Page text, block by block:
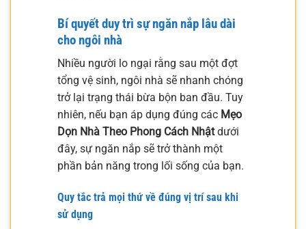
Bí quyết duy trì sự ngăn nắp lâu dài
cho ngôi nhà
Nhiều người lo ngại rằng sau một đợt
tổng vệ sinh, ngôi nhà sẽ nhanh chóng
trở lại trạng thái bừa bộn ban đầu. Tuy
nhiên, nếu bạn áp dụng đúng các Mẹo
Dọn Nhà Theo Phong Cách Nhậtdưới
đây, sự ngăn nắp sẽ trở thành một
phần bản năng trong lối sống của bạn.
Quy tắc trả mọi thứ về đúng vị trí sau khi
sử dụng